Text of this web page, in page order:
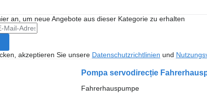
an, um neue Angebote aus dieser Kategorie zu erhalten
akzeptieren Sie unsere Datenschutzrichtlinien und
Fahrerhauspumpe